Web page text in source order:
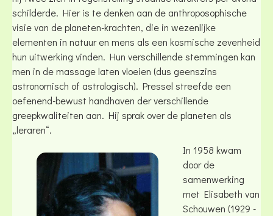
schilderde. Hier is te denken aan de anthroposophische
visie van de planeten-krachten, die in wezenlijke
elementen in natuur en mens als een kosmische zevenheid
hun uitwerking vinden. Hun verschillende stemmingen kan
men in de massage laten vloeien (dus geenszins
astronomisch of astrologisch). Pressel streefde een
oefenend-bewust handhaven der verschillende
greepkwaliteiten aan. Hij sprak over de planeten als
„leraren“.
In 1958 kwam
door de
samenwerking
met Elisabeth van
Schouwen (1929 -